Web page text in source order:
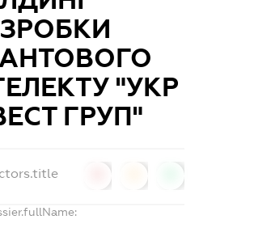
"УКР
ГРУП"